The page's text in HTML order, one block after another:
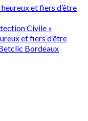
et fiers d’être
Civile »
et fiers d’être
Bordeaux